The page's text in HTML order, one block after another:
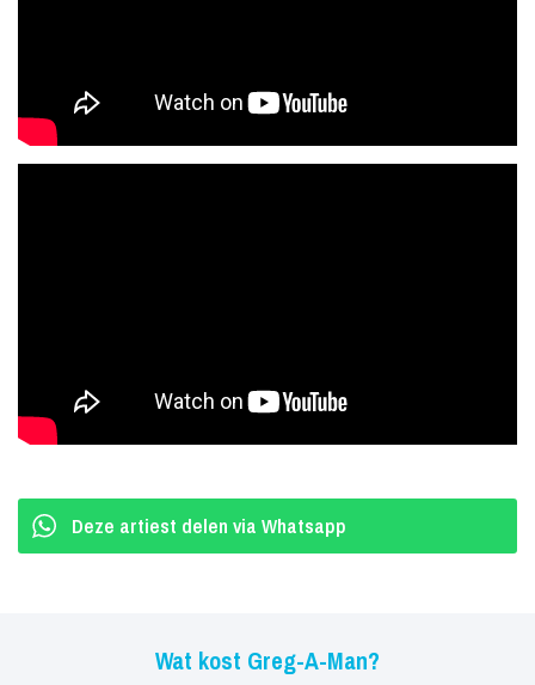
Bar op RTL 5 won Greg-A-Man de originaliteitsprijs. Ook voor het
tv-programma De week van Fillemon op NPO3 bleef Greg-A-Man
niet onopgemerkt. Greg-A-Man werd uiterst positief besproken
Deze artiest delen via Whatsapp
Wat kost Greg-A-Man?